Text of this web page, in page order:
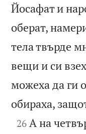
Йосафат и
оберат,
тела твърде
вещи и си
можеха да ги
обираха,

26 А на